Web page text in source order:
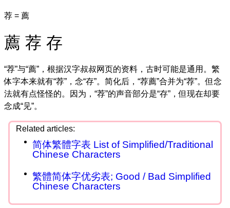
荐 = 薦
薦 荐 存
“荐”与“薦”，根据汉字叔叔网页的资料，古时可能是通用。繁
体字本来就有“荐”，念“存”。简化后，“荐薦”合并为“荐”。但念
法就有点怪怪的。因为，“荐”的声音部分是“存”，但现在却要
念成“见”。
简体繁體字表 List of Simplified/Traditional
Chinese Characters
繁體简体字优劣表; Good / Bad Simplified
Chinese Characters